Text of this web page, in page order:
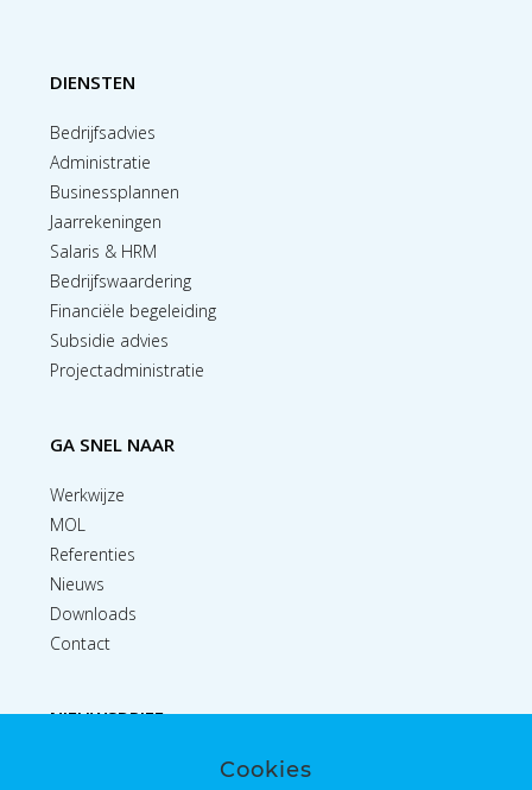
DIENSTEN
Bedrijfsadvies
Administratie
Businessplannen
Jaarrekeningen
Salaris & HRM
Bedrijfswaardering
Financiële begeleiding
Subsidie advies
Projectadministratie
GA SNEL NAAR
Werkwijze
MOL
Referenties
Nieuws
Downloads
Contact
NIEUWSBRIEF
Cookies